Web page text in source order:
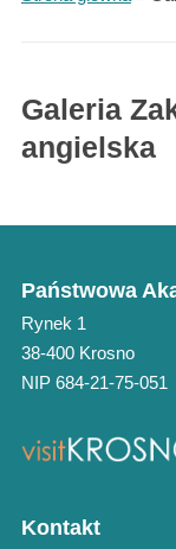
Galeria
angielska
Państwowa
Rynek 1
38-400 Krosno
NIP 684-21-75-051
Kontakt